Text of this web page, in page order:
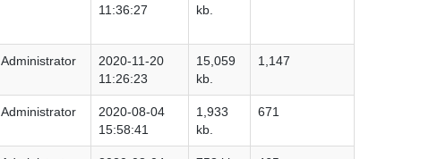
11:36:27
kb.
Administrator
2020-11-20
11:26:23
15,059
kb.
1,147
Administrator
2020-08-04
15:58:41
1,933
kb.
671